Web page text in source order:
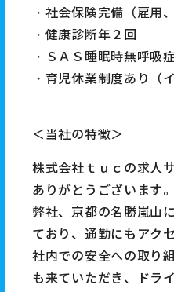
・社会保険完備（雇用
・健康診断年２回
・ＳＡＳ睡眠時無呼吸
・育児休業制度あり（
＜当社の特徴＞
株式会社ｔｕｃの求人
ありがとうございます。
弊社、京都の名勝嵐山
ており、通勤にもアク
社内での安全への取り
も来ていただき、ドラ